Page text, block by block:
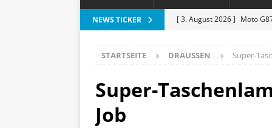
NEWS TICKER [ 3. August 2026 ] Moto
Lichtakzente
HAUS UND
[ 31. Juli 2026 ]
Motivation
iPhone-
STARTSEITE DRAUSSEN Super-
Super-
Job